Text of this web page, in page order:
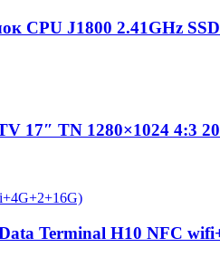
CPU J1800 2.41GHz
17″ TN 1280×1024 4:3
Terminal H10 NFC